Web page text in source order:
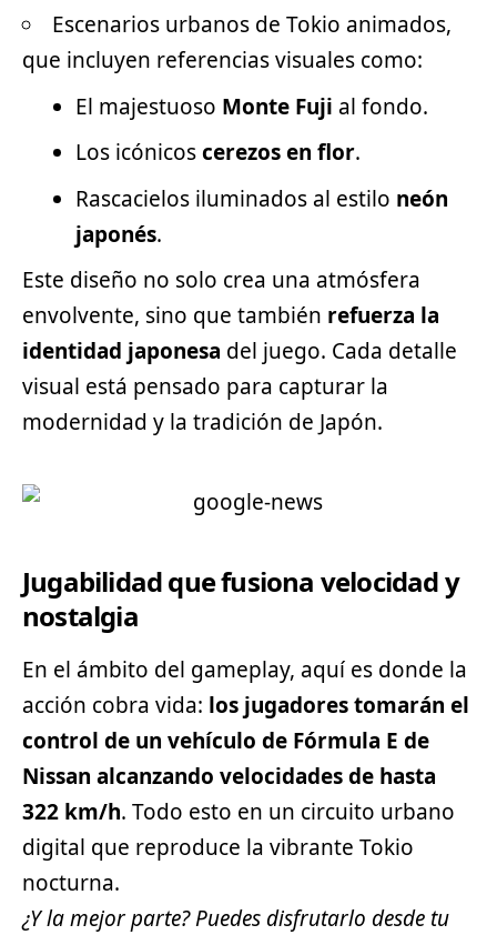
Escenarios urbanos de Tokio animados,
que incluyen referencias visuales como:
El majestuoso Monte Fuji al fondo.
Los icónicoscerezos en flor.
Rascacielos iluminados al estilo neón
japonés.
Este diseño no solo crea una atmósfera
envolvente, sino que también refuerza la
identidad japonesa del juego. Cada detalle
visual está pensado para capturar la
modernidad y la tradición de Japón.
Jugabilidad que fusiona velocidad y
nostalgia
En el ámbito del gameplay, aquí es donde la
acción cobra vida: los jugadores tomarán el
control de un vehículo de Fórmula E de
Nissan alcanzando velocidades de hasta
322 km/h. Todo esto en un circuito urbano
digital que reproduce la vibrante Tokio
nocturna.
¿Y la mejor parte? Puedes disfrutarlo desde tu